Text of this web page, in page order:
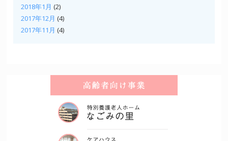
2018年1月 (2)
2017年12月 (4)
2017年11月 (4)